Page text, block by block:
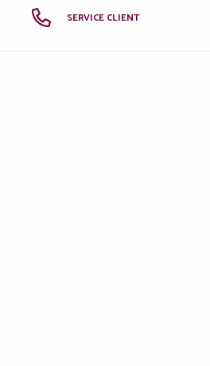
SERVICE CLIENT